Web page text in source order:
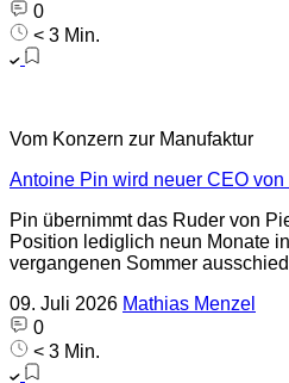
0
< 3 Min.
Vom Konzern zur Manufaktur
Antoine Pin wird neuer CEO
Pin übernimmt das Ruder von
Position lediglich neun Monate
vergangenen Sommer
09. Juli 2026 Mathias Menzel
0
< 3 Min.